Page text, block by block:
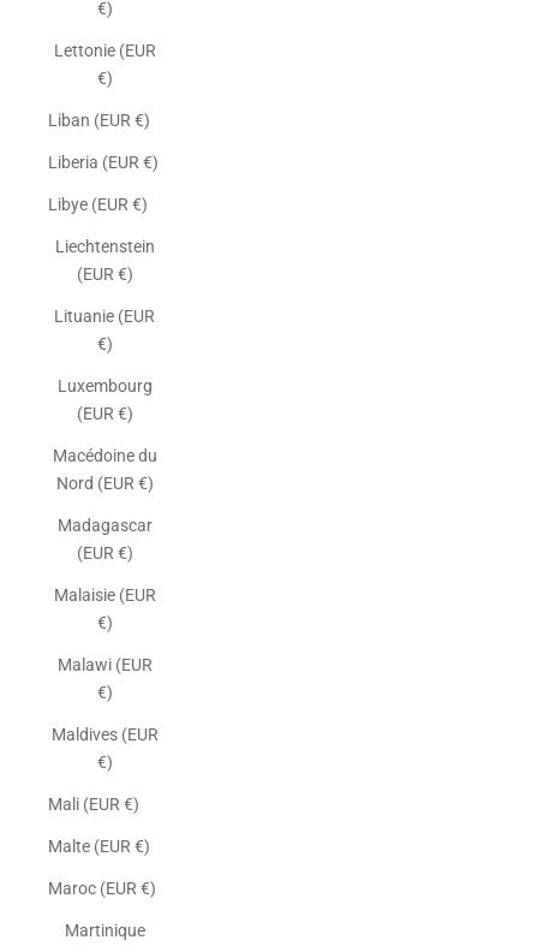
€)
Lettonie (EUR
€)
Liban (EUR €)
Liberia (EUR €)
Libye (EUR €)
Liechtenstein
(EUR €)
Lituanie (EUR
€)
Luxembourg
(EUR €)
Macédoine du
Nord (EUR €)
Madagascar
(EUR €)
Malaisie (EUR
€)
Malawi (EUR
€)
Maldives (EUR
€)
Mali (EUR €)
Malte (EUR €)
Maroc (EUR €)
Martinique